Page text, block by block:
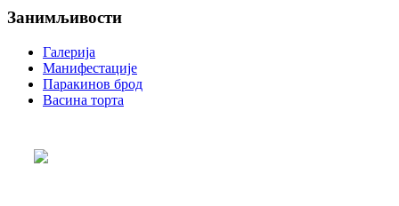
Занимљивости
Галерија
Манифестације
Паракинов брод
Васина торта